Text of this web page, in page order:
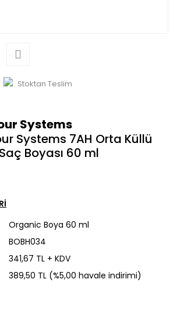
Stoktan Teslim
Systems
Systems 7AH Orta Küllü
Boyası 60 ml
Organic Boya 60 ml
BOBH034
341,67 TL + KDV
389,50 TL (%5,00 havale indirimi)